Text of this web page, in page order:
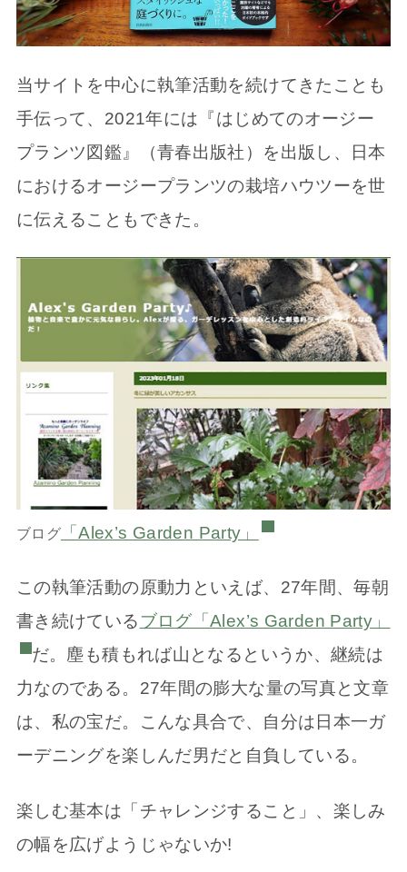
当サイトを中心に執筆活動を続けてきたことも
手伝って、2021年には『はじめてのオージー
プランツ図鑑』（青春出版社）を出版し、日本
におけるオージープランツの栽培ハウツーを世
に伝えることもできた。
ブログ「Alex’s Garden Party」
この執筆活動の原動力といえば、27年間、毎朝
書き続けているブログ「Alex’s Garden Party」
だ。塵も積もれば山となるというか、継続は
力なのである。27年間の膨大な量の写真と文章
は、私の宝だ。こんな具合で、自分は日本一ガ
ーデニングを楽しんだ男だと自負している。
楽しむ基本は「チャレンジすること」、楽しみ
の幅を広げようじゃないか!